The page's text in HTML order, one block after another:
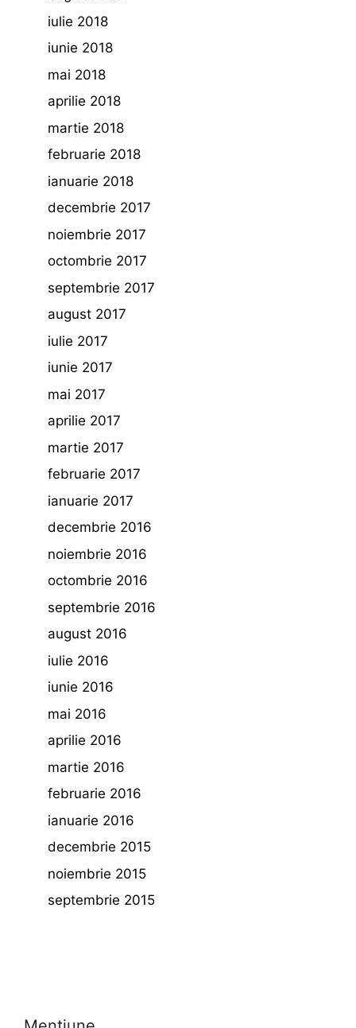
iulie 2018
iunie 2018
mai 2018
aprilie 2018
martie 2018
februarie 2018
ianuarie 2018
decembrie 2017
noiembrie 2017
octombrie 2017
septembrie 2017
august 2017
iulie 2017
iunie 2017
mai 2017
aprilie 2017
martie 2017
februarie 2017
ianuarie 2017
decembrie 2016
noiembrie 2016
octombrie 2016
septembrie 2016
august 2016
iulie 2016
iunie 2016
mai 2016
aprilie 2016
martie 2016
februarie 2016
ianuarie 2016
decembrie 2015
noiembrie 2015
septembrie 2015